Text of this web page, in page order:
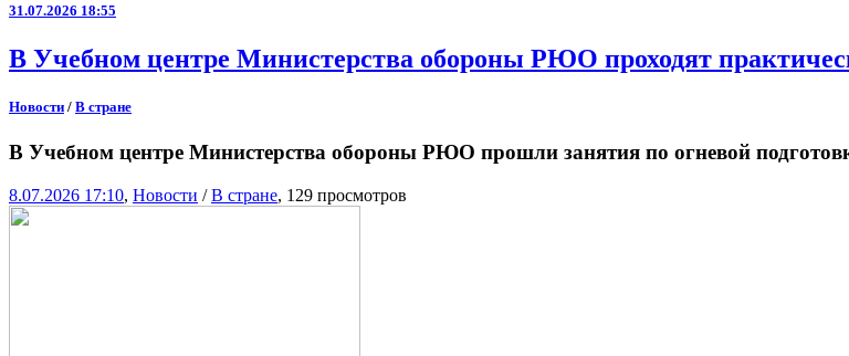
31.07.2026 18:55
В Учебном центре Министерства обороны РЮО проходят
Новости / В стране
В Учебном центре Министерства обороны РЮО прошли занятия по огневой
8.07.2026 17:10, Новости /В стране, 129 просмотров